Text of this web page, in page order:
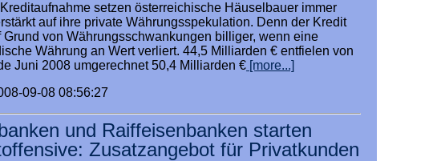
setzen österreichische Häuselbauer immer
auf ihre private Währungsspekulation. Denn der Kredit
Grund von Währungsschwankungen billiger, wenn eine
Währung an Wert verliert. 44,5 Milliarden € entfielen von
Juni 2008 umgerechnet 50,4 Milliarden € [more...]
09-08 08:56:27
und Raiffeisenbanken starten
Zusatzangebot für Privatkunden